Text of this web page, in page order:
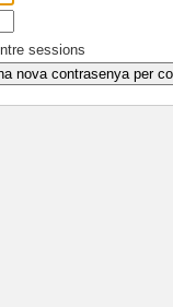
sessions